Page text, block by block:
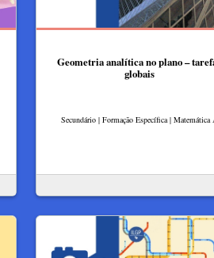
Geometria analítica no plano –
globais
Secundário | Formação Específica | Matemática